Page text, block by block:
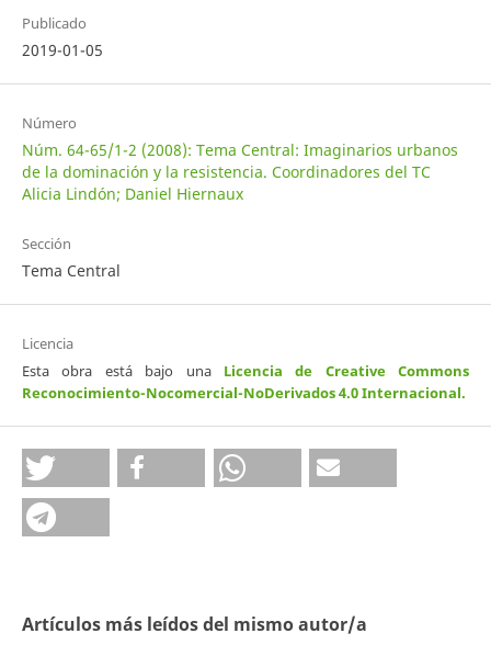
Publicado
2019-01-05
Número
Núm. 64-65/1-2 (2008): Tema Central: Imaginarios urbanos
de la dominación y la resistencia. Coordinadores del TC
Alicia Lindón; Daniel Hiernaux
Sección
Tema Central
Licencia
Esta obra está bajo una Licencia de Creative Commons
Reconocimiento-Nocomercial-NoDerivados 4.0 Internacional.
Artículos más leídos del mismo autor/a